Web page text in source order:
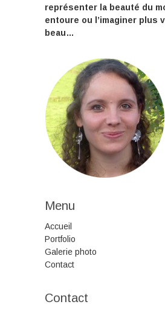
représenter la beauté du
entoure ou l’imaginer plus
beau…
Menu
Accueil
Portfolio
Galerie photo
Contact
Contact